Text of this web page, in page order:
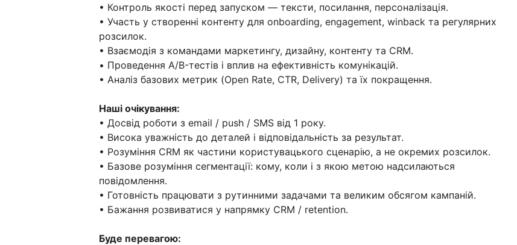
• Контроль якості перед запуском — тексти, посилання, персоналізація.
• Участь у створенні контенту для onboarding, engagement, winback та регулярних
розсилок.
• Взаємодія з командами маркетингу, дизайну, контенту та CRM.
• Проведення A/B-тестів і вплив на ефективність комунікацій.
• Аналіз базових метрик (Open Rate, CTR, Delivery) та їх покращення.
Наші очікування:
• Досвід роботи з email / push / SMS від 1 року.
• Висока уважність до деталей і відповідальність за результат.
• Розуміння CRM як частини користувацького сценарію, а не окремих розсилок.
• Базове розуміння сегментації: кому, коли і з якою метою надсилаються
повідомлення.
• Готовність працювати з рутинними задачами та великим обсягом кампаній.
• Бажання розвиватися у напрямку CRM / retention.
Буде перевагою: